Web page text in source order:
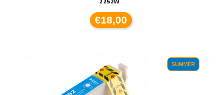
€18,00
SUMMER